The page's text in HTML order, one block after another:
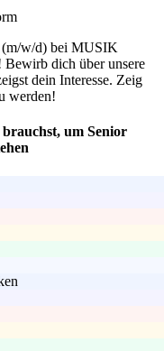
(m/w/d) bei MUSIK
dich über unsere
dein Interesse. Zeig
werden!
um Senior